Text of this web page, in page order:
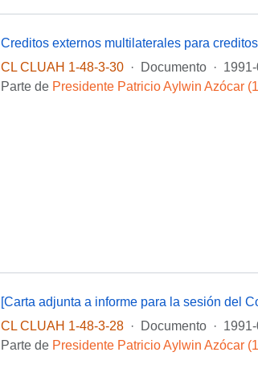
Creditos externos multilaterales para
CL CLUAH 1-48-3-30
· Documento ·
Parte de Presidente Patricio Aylwin Azócar
[Carta adjunta a informe para la sesión del
CL CLUAH 1-48-3-28
· Documento ·
Parte de Presidente Patricio Aylwin Azócar